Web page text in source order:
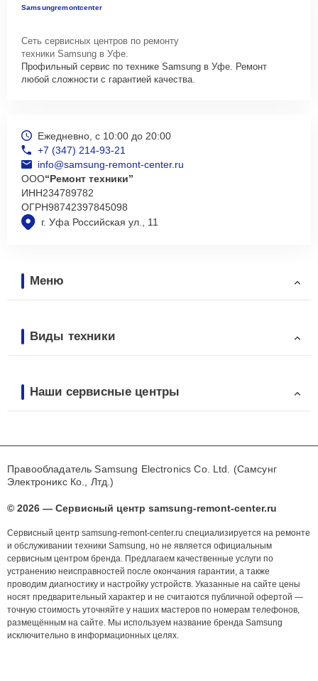
Samsungremontcenter
Сеть сервисных центров по ремонту
техники Samsung в Уфе.
Профильный сервис по технике Samsung в Уфе. Ремонт
любой сложности с гарантией качества.
г. Уфа Российская ул., 11
Ежедневно, с 10:00 до 20:00
+7 (347) 214-93-21
info@samsung-remont-center.ru
ООО“Ремонт техники”
ИНН234789782
ОГРН98742397845098
Меню
Виды техники
Наши сервисные центры
Правообладатель Samsung Electronics Co. Ltd. (Самсунг
Электроникс Ко., Лтд.)
© 2026 — Сервисный центр samsung-remont-center.ru
Сервисный центр samsung-remont-center.ru специализируется на ремонте
и обслуживании техники Samsung, но не является официальным
сервисным центром бренда. Предлагаем качественные услуги по
устранению неисправностей после окончания гарантии, а также
проводим диагностику и настройку устройств. Указанные на сайте цены
носят предварительный характер и не считаются публичной офертой —
точную стоимость уточняйте у наших мастеров по номерам телефонов,
размещённым на сайте. Мы используем название бренда Samsung
исключительно в информационных целях.